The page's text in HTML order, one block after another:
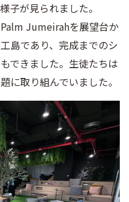
子が見られました。
Jumeirahを展望台か
島であり、完成までのシ
できました。生徒たちは
に取り組んでいました。